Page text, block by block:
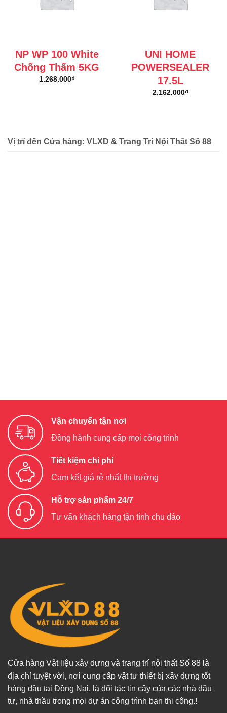
NP WP 100 White
Chống Thấm 5KG
1.268.000₫
UNI HOME
POWERSEALER
17.5L
2.162.000₫
Vị trí đến Cửa hàng: VLXD & Trang Trí Nội Thất Số 88
Vận chuyển tận nơi
Đồng hành cung cấp mọi công trình
Tiết kiệm chi phí
Cam kết giá rẻ nhất thị trường
Hỗ trợ sản phẩm 24/7
Tư vấn khách hàng tận tình chu đáo
Cửa hàng Vật liệu xây dựng và trang trí nội thất Số 88 là
địa chỉ tuyệt vời, nơi cung cấp vật tư thiết bị xây dựng tốt
hàng đầu tại Đồng Nai, là đối tác tin cậy của các nhà đầu
tư, nhà thầu trong mọi dự án công trình bạn thi công.!